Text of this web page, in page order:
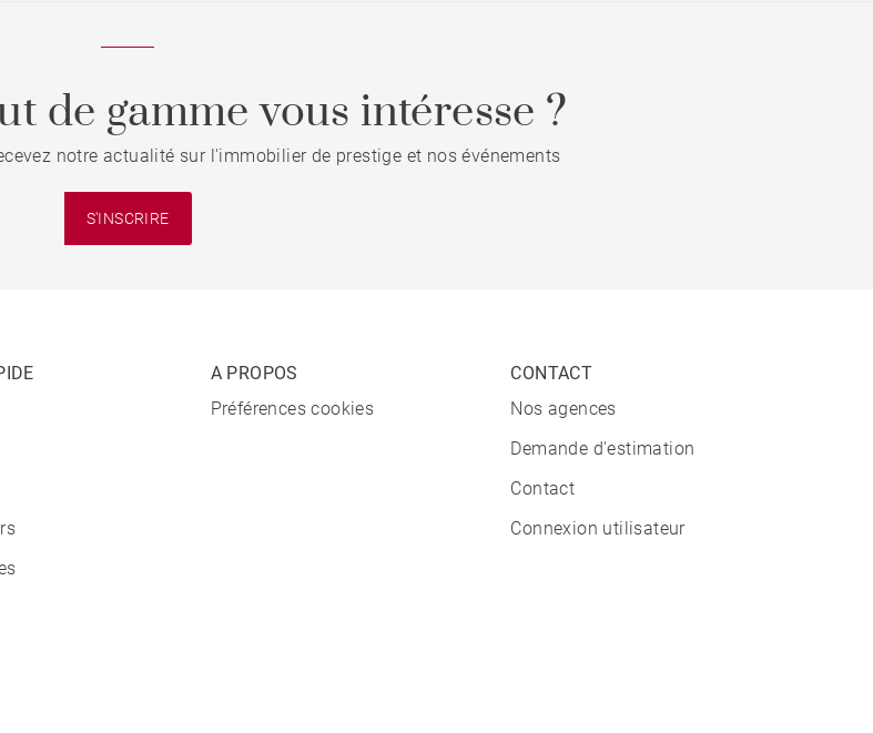
de gamme vous intéresse ?
notre actualité sur l'immobilier de prestige et nos événements
S'INSCRIRE
A PROPOS
Préférences cookies
CONTACT
Nos agences
Demande d'estimation
Contact
Connexion utilisateur